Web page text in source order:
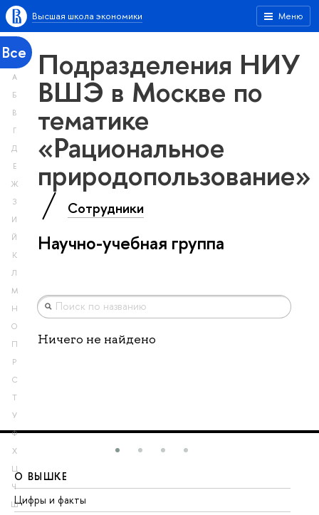
Меню
Высшая школа экономики
Все
А
Б
В
Г
Д
Е
Ж
З
И
Й
К
Л
М
Н
О
П
Р
С
Т
У
Ф
Х
Ц
Ч
Ш
Подразделения НИУ
ВШЭ в Москве по
тематике
«Рациональное
природопользование»
Сотрудники
Научно-учебная группа
Ничего не найдено
О ВЫШКЕ
Цифры и факты